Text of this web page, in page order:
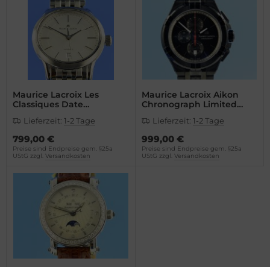
Maurice Lacroix Les
Classiques Date
Lieferzeit: 1-2 Tage
799,00 €
Preise sind Endpreise gem. §25a
UStG zzgl. Versandkosten
Maurice Lacroix Aikon
Chronograph Limited
Lieferzeit: 1-2 Tage
999,00 €
Preise sind Endpreise gem. §25a
UStG zzgl. Versandkosten